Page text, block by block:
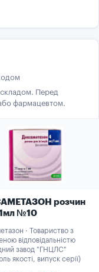
складом. Перед
фармацевтом.
розчин
№10
· Товариство з
відповідальністю
завод "ГНЦЛС"
якості, випуск серії)